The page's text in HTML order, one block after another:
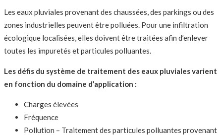
Les eaux pluviales provenant des chaussées, des parkings ou des
zones industrielles peuvent être polluées. Pour une infiltration
écologique localisées, elles doivent être traitées afin d’enlever
toutes les impuretés et particules polluantes.
Les défis du système de traitement des eaux pluviales varient
en fonction du domaine d’application :
Charges élevées
Fréquence
Pollution – Traitement des particules polluantes provenant